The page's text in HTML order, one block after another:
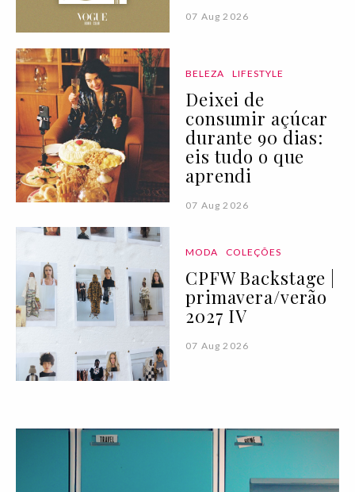
07 Aug 2026
BELEZA LIFESTYLE
Deixei de
consumir açúcar
durante 90 dias:
eis tudo o que
aprendi
07 Aug 2026
MODA COLEÇÕES
CPFW Backstage |
primavera/verão
2027 IV
07 Aug 2026